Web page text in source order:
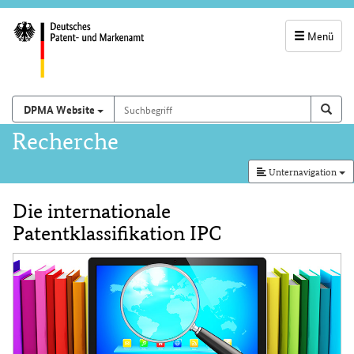
Menü
und
Suchfeld
Suchen auf
DPMA Website Suchbegriff
Hauptnavigation
Recherche
Unternavigation
Inhalt
Die internationale
Patentklassifikation IPC